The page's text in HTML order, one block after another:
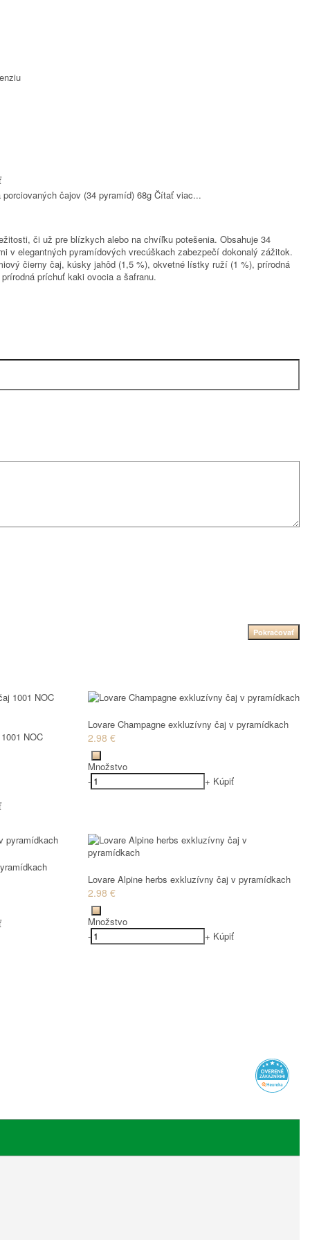
čajov (34 pyramíd) 68g Čítať viac...
či už pre blízkych alebo na chvíľku potešenia. Obsahuje 34
v elegantných pyramídových vrecúškach zabezpečí dokonalý zážitok.
čierny čaj, kúsky jahôd (1,5 %), okvetné lístky ruží (1 %), prírodná
príchuť kaki ovocia a šafranu.
Pokračovať
NOC
Lovare Champagne exkluzívny čaj v pyramídkach
2.98 €
Množstvo
-
+ Kúpiť
Lovare Alpine herbs exkluzívny čaj v pyramídkach
2.98 €
Množstvo
-
+ Kúpiť